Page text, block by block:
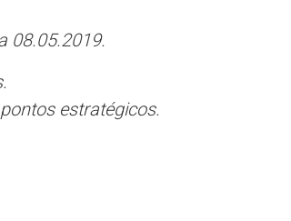
08.05.2019.
estratégicos.